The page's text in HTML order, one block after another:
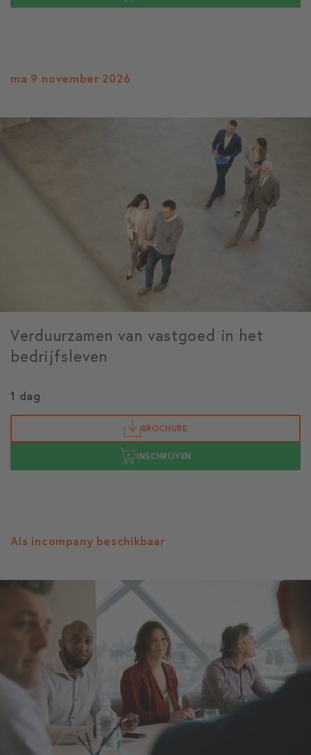
ma 9 november 2026
Verduurzamen van vastgoed in het
bedrijfsleven
1 dag
BROCHURE
INSCHRIJVEN
Als incompany beschikbaar